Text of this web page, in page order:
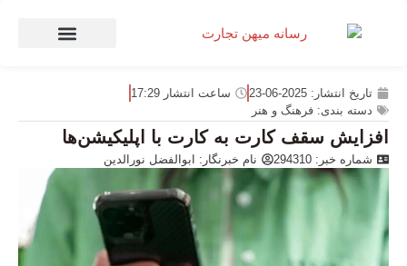
تاریخ انتشار: 2025-06-23 ساعت انتشار 17:29
دسته بندی: فرهنگ و هنر
افزایش سقف کارت به کارت با اپلیکیشن‌ها
شماره خبر: 294310 نام خبرنگار: ابوالفضل نورالدین